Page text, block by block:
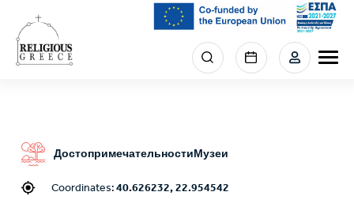
main
content
Menu
section
ДостопримечательностиМузеи
Coordinates:40.626232, 22.954542